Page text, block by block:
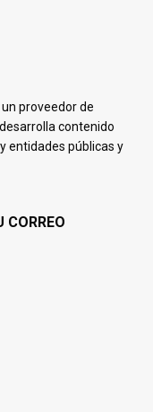
proveedor de
contenido
entidades públicas y
CORREO